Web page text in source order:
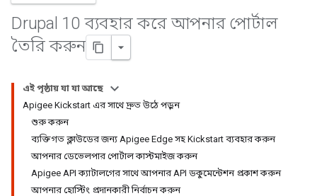
Drupal 10 ব্যবহার করে আপনার পোর্টাল
তৈরি করুন
এই পৃষ্ঠায় যা যা আছে
Apigee Kickstart এর সাথে দ্রুত উঠে পড়ুন
শুরু করুন
ব্যক্তিগত ক্লাউডের জন্য Apigee Edge সহ Kickstart ব্যবহার করুন
আপনার ডেভেলপার পোর্টাল কাস্টমাইজ করুন
Apigee API ক্যাটালগের সাথে আপনার API ডকুমেন্টেশন প্রকাশ করুন
আপনার হোস্টিং প্রদানকারী নির্বাচন করুন